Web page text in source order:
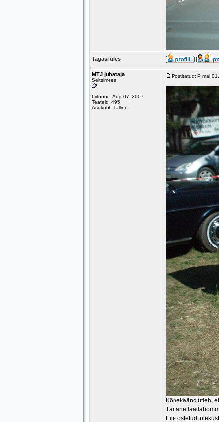
Tagasi üles
MTJ juhataja
Seltsimees
Liitunud: Aug 07, 2007
Teateid: 495
Asukoht: Tallinn
Postitatud: P mai
Kõnekäänd ütleb,
Tänane
Eile ostetud